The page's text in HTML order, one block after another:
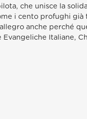
che unisce la
i cento profughi già
anche perché
Italiane,